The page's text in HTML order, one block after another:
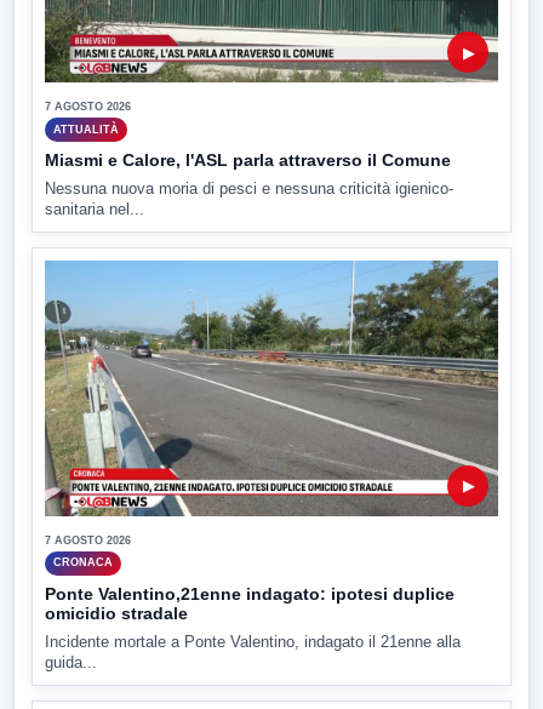
▶
7 AGOSTO 2026
ATTUALITÀ
Miasmi e Calore, l'ASL parla attraverso il Comune
Nessuna nuova moria di pesci e nessuna criticità igienico-
sanitaria nel...
▶
7 AGOSTO 2026
CRONACA
Ponte Valentino,21enne indagato: ipotesi duplice
omicidio stradale
Incidente mortale a Ponte Valentino, indagato il 21enne alla
guida...